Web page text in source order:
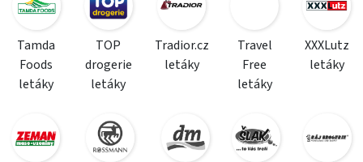
Tamda
Foods
letáky
TOP
drogerie
letáky
Tradior.cz
letáky
Travel
Free
letáky
XXXLutz
letáky